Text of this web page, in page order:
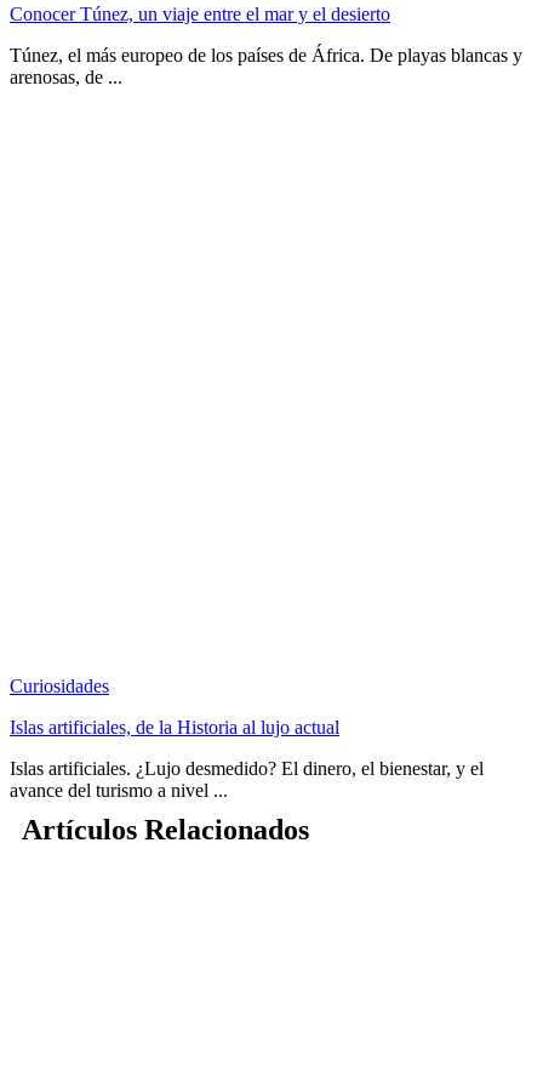
Conocer Túnez, un viaje entre el mar y el desierto
Túnez, el más europeo de los países de África. De playas blancas y
arenosas, de ...
Curiosidades
Islas artificiales, de la Historia al lujo actual
Islas artificiales. ¿Lujo desmedido? El dinero, el bienestar, y el
avance del turismo a nivel ...
Artículos Relacionados